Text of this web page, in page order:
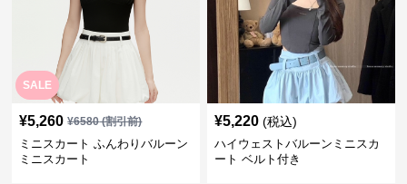
SALE
¥5,260 ¥6580(割引前)
ミニスカート ふんわりバルーン
ミニスカート
¥5,220 (税込)
ハイウェストバルーンミニスカ
ート ベルト付き